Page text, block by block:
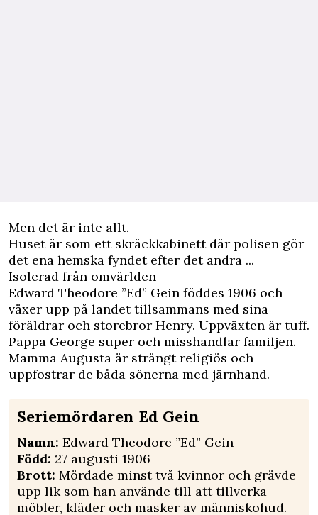
Men det är inte allt.
Huset är som ett skräckkabinett där polisen gör
det ena hemska fyndet efter det andra ...
Isolerad från omvärlden
Edward Theodore ”Ed” Gein föddes 1906 och
växer upp på landet tillsammans med sina
föräldrar och storebror Henry. Uppväxten är tuff.
Pappa George super och misshandlar familjen.
Mamma Augusta är strängt religiös och
uppfostrar de båda sönerna med järnhand.
Seriemördaren Ed Gein
Namn: Edward Theodore ”Ed” Gein
Född: 27 augusti 1906
Brott: Mördade minst två kvinnor och grävde
upp lik som han använde till att tillverka
möbler, kläder och masker av människohud.